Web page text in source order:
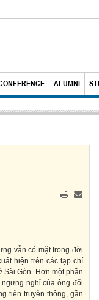
ALUMNI
PrintEmail
vẫn có mặt trong đời
hiện trên các tạp chí
Gòn. Hơn một phần
nghỉ của ông đối
tiện truyền thông, gần